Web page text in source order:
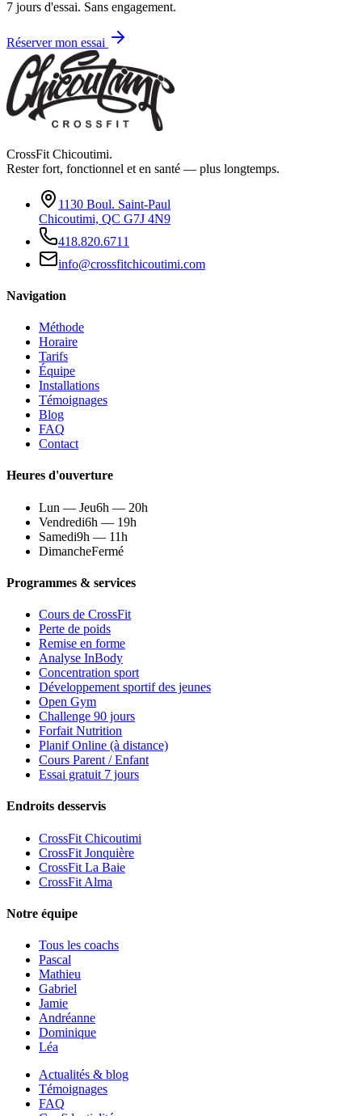
7 jours d'essai. Sans engagement.
Réserver mon essai
CrossFit Chicoutimi.
Rester fort, fonctionnel et en santé — plus longtemps.
1130 Boul. Saint-Paul
Chicoutimi, QC G7J 4N9
418.820.6711
info@crossfitchicoutimi.com
Navigation
Méthode
Horaire
Tarifs
Équipe
Installations
Témoignages
Blog
FAQ
Contact
Heures d'ouverture
Lun — Jeu6h — 20h
Vendredi6h — 19h
Samedi9h — 11h
DimancheFermé
Programmes & services
Cours de CrossFit
Perte de poids
Remise en forme
Analyse InBody
Concentration sport
Développement sportif des jeunes
Open Gym
Challenge 90 jours
Forfait Nutrition
Planif Online (à distance)
Cours Parent / Enfant
Essai gratuit 7 jours
Endroits desservis
CrossFit Chicoutimi
CrossFit Jonquière
CrossFit La Baie
CrossFit Alma
Notre équipe
Tous les coachs
Pascal
Mathieu
Gabriel
Jamie
Andréanne
Dominique
Léa
Actualités & blog
Témoignages
FAQ